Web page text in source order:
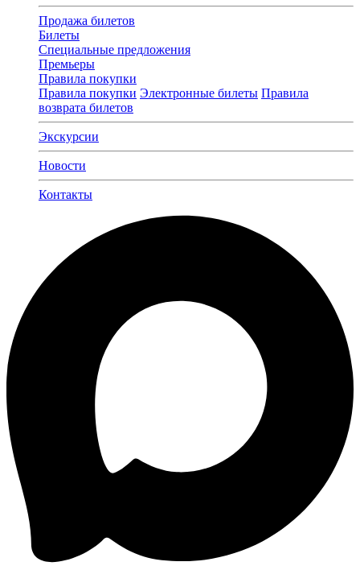
Продажа билетов
Билеты
Специальные предложения
Премьеры
Правила покупки
Правила покупки Электронные билеты Правила
возврата билетов
Экскурсии
Новости
Контакты